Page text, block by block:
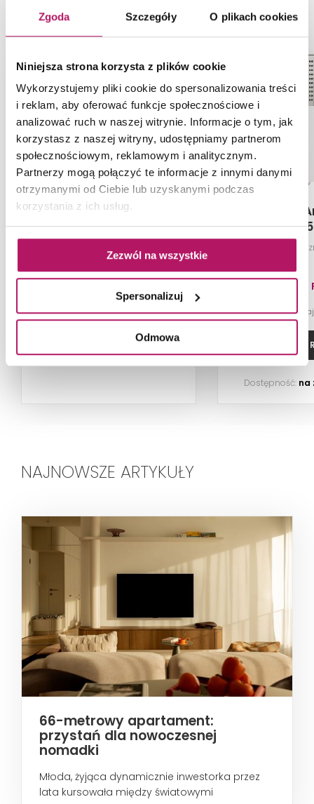
Zgoda Szczegóły O plikach cookies
Niniejsza strona korzysta z plików cookie
Wykorzystujemy pliki cookie do spersonalizowania treści
i reklam, aby oferować funkcje społecznościowe i
analizować ruch w naszej witrynie. Informacje o tym, jak
korzystasz z naszej witryny, udostępniamy partnerom
społecznościowym, reklamowym i analitycznym.
Partnerzy mogą połączyć te informacje z innymi danymi
otrzymanymi od Ciebie lub uzyskanymi podczas
korzystania z ich usług.
Zezwól na wszystkie
Spersonalizuj
Odmowa
PRODUKTY Z KOLEKCJI
Deante Anemon BCZ
040M
Bateria natryskowa bez
kompletu natryskowego, chrom
ZOBACZ PRODUKT
Deante
Słuchawka
73,30
-7% od 79,20 PLN
ZOBACZ
Dostępność: na
NAJNOWSZE ARTYKUŁY
66-metrowy apartament:
przystań dla nowoczesnej
nomadki
Młoda, żyjąca dynamicznie inwestorka przez
lata kursowała między światowymi